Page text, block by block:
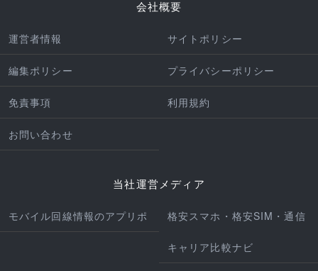
会社概要
運営者情報 サイトポリシー
編集ポリシー プライバシーポリシー
免責事項 利用規約
お問い合わせ
当社運営メディア
モバイル回線情報のアプリポ 格安スマホ・格安SIM・通信
キャリア比較ナビ